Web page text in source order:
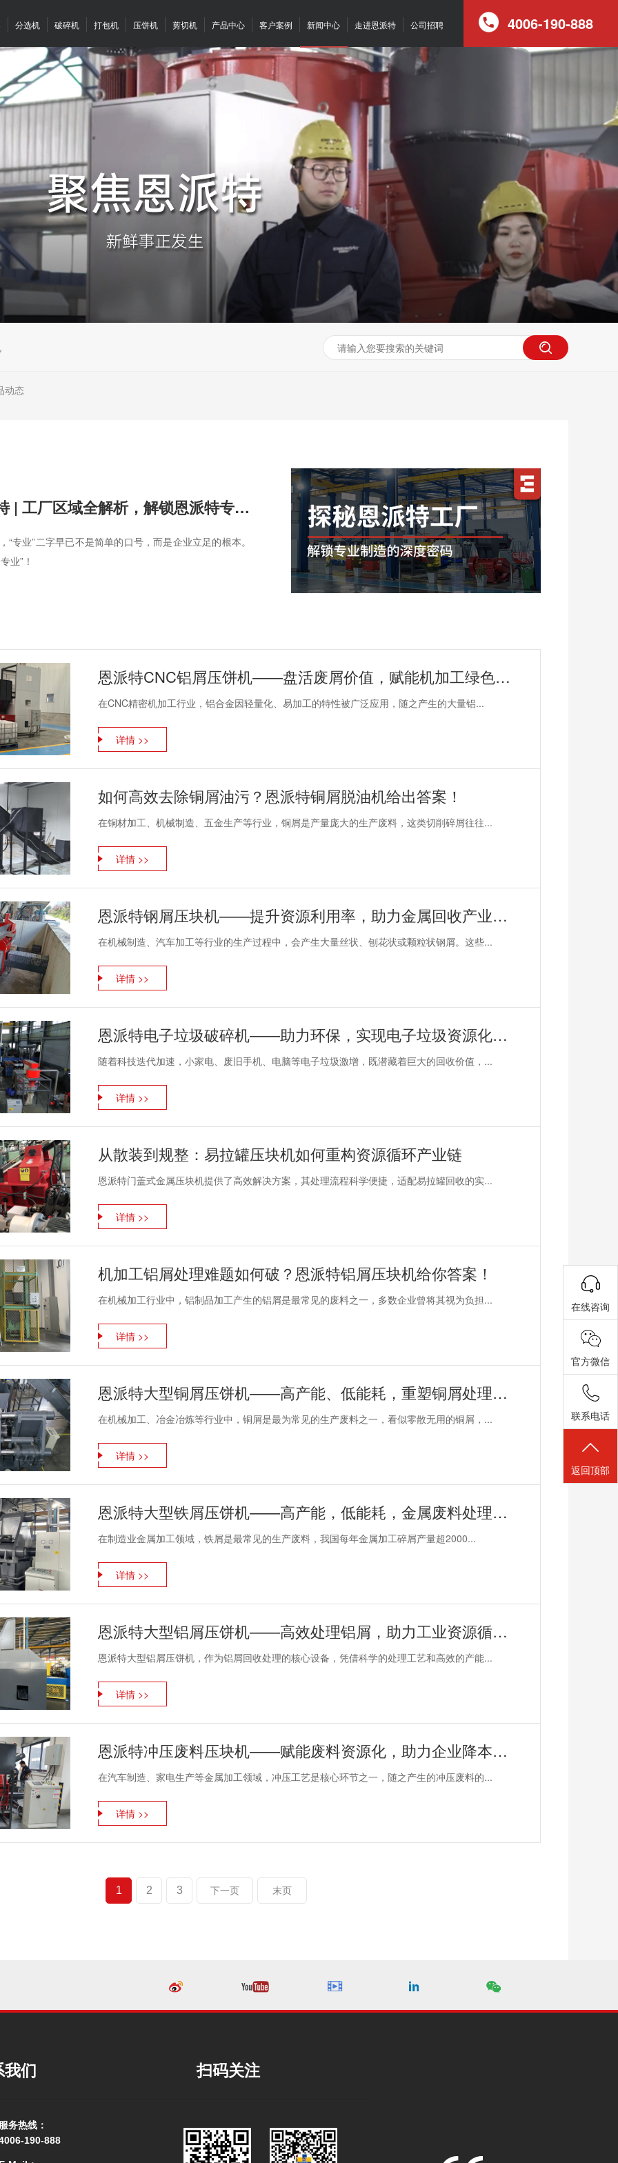
4006-190-888
分选机 破碎机 打包机 压饼机 剪切机 产品中心 客户案例 新闻中心 走进恩派特 公司招聘
动态
探秘恩派特 | 工厂区域全解析，解锁恩派特专业制造的深度密码
专业”二字早已不是简单的口号，而是企业立足的根本。
业”！
恩派特CNC铝屑压饼机——盘活废屑价值，赋能机加工绿色回收！
在CNC精密机加工行业，铝合金因轻量化、易加工的特性被广泛应用，随之产生的大量铝...
详情 >>
如何高效去除铜屑油污？恩派特铜屑脱油机给出答案！
在铜材加工、机械制造、五金生产等行业，铜屑是产量庞大的生产废料，这类切削碎屑往往...
详情 >>
恩派特钢屑压块机——提升资源利用率，助力金属回收产业升级！
在机械制造、汽车加工等行业的生产过程中，会产生大量丝状、刨花状或颗粒状钢屑。这些...
详情 >>
恩派特电子垃圾破碎机——助力环保，实现电子垃圾资源化关键利器！
随着科技迭代加速，小家电、废旧手机、电脑等电子垃圾激增，既潜藏着巨大的回收价值，...
详情 >>
从散装到规整：易拉罐压块机如何重构资源循环产业链
恩派特门盖式金属压块机提供了高效解决方案，其处理流程科学便捷，适配易拉罐回收的实...
详情 >>
机加工铝屑处理难题如何破？恩派特铝屑压块机给你答案！
在机械加工行业中，铝制品加工产生的铝屑是最常见的废料之一，多数企业曾将其视为负担...
详情 >>
恩派特大型铜屑压饼机——高产能、低能耗，重塑铜屑处理新格局！
在机械加工、冶金冶炼等行业中，铜屑是最为常见的生产废料之一，看似零散无用的铜屑，...
详情 >>
恩派特大型铁屑压饼机——高产能，低能耗，金属废料处理新标杆！
在制造业金属加工领域，铁屑是最常见的生产废料，我国每年金属加工碎屑产量超2000...
详情 >>
恩派特大型铝屑压饼机——高效处理铝屑，助力工业资源循环利用！
恩派特大型铝屑压饼机，作为铝屑回收处理的核心设备，凭借科学的处理工艺和高效的产能...
详情 >>
恩派特冲压废料压块机——赋能废料资源化，助力企业降本增效！
在汽车制造、家电生产等金属加工领域，冲压工艺是核心环节之一，随之产生的冲压废料的...
详情 >>
1 2 3 下一页 末页
我们
务热线：
190-888
扫码关注
在线咨询
官方微信
联系电话
返回顶部